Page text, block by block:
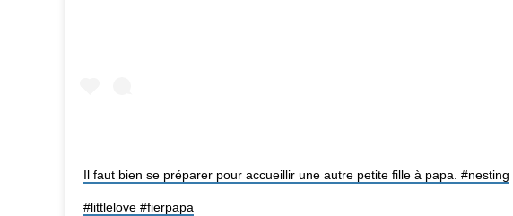
Il faut bien se préparer pour accueillir une autre petite fille à papa. #nesting
#littlelove #fierpapa